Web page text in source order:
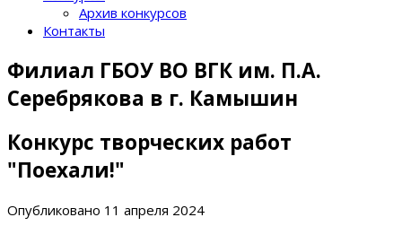
Архив конкурсов
Контакты
Филиал ГБОУ ВО ВГК им. П.А.
Серебрякова в г. Камышин
Конкурс творческих работ
"Поехали!"
Опубликовано 11 апреля 2024